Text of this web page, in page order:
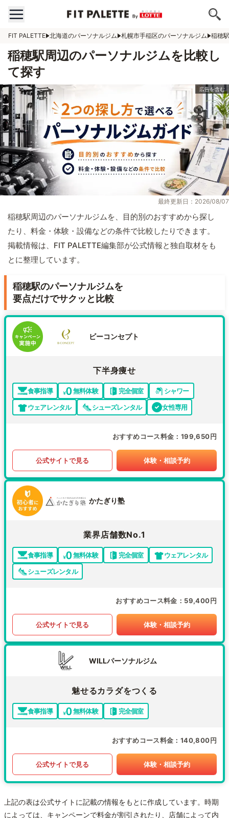
FIT PALETTE 北海道のパーソナルジム 札幌市手稲区のパーソナルジム 稲穂
稲穂駅周辺のパーソナルジムを比較し
て探す
最終更新日：2026/08/07
稲穂駅周辺のパーソナルジムを、目的別のおすすめから探し
たり、料金・体験・設備などの条件で比較したりできます。
掲載情報は、FIT PALETTE編集部が公式情報と独自取材をも
とに整理しています。
稲穂駅のパーソナルジムを
要点だけでサクッと比較
ビーコンセプト
下半身痩せ
食事指導 無料体験 完全個室
シャワー
ウェアレンタル
シューズレンタル 女性専用
おすすめコース料金 199,650円
公式サイトで見る 体験・相談予約
かたぎり塾
業界店舗数No.1
食事指導 無料体験 完全個室
ウェアレンタル
シューズレンタル
おすすめコース料金 59,400円
公式サイトで見る 体験・相談予約
WILLパーソナルジム
魅せるカラダをつくる
食事指導 無料体験 完全個室
おすすめコース料金 140,800円
公式サイトで見る 体験・相談予約
上記の表は公式サイトに記載の情報をもとに作成しています。時期
によっては、キャンペーンで料金が割引されたり、店舗によって内